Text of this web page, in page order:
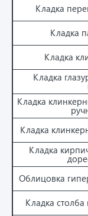
Кладка
Кладка
Кладка
Кладка
Кладка
Кладка
Кладка
Облицовка
Кладка